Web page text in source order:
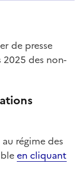
de presse
2025 des non-
régime des
en cliquant